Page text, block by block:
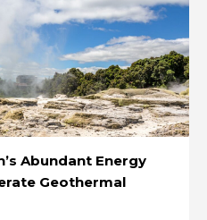
Abundant Energy
Geothermal